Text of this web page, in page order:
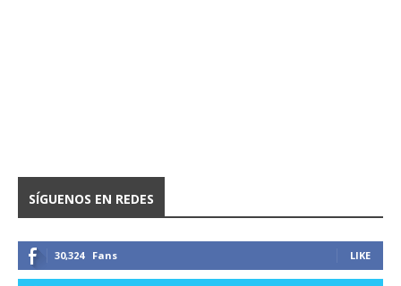
SÍGUENOS EN REDES
30,324 Fans LIKE